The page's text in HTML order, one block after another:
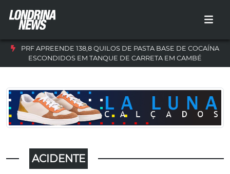
PRF APREENDE 138,8 QUILOS DE PASTA BASE DE COCAÍNA
ESCONDIDOS EM TANQUE DE CARRETA EM CAMBÉ
ACIDENTE